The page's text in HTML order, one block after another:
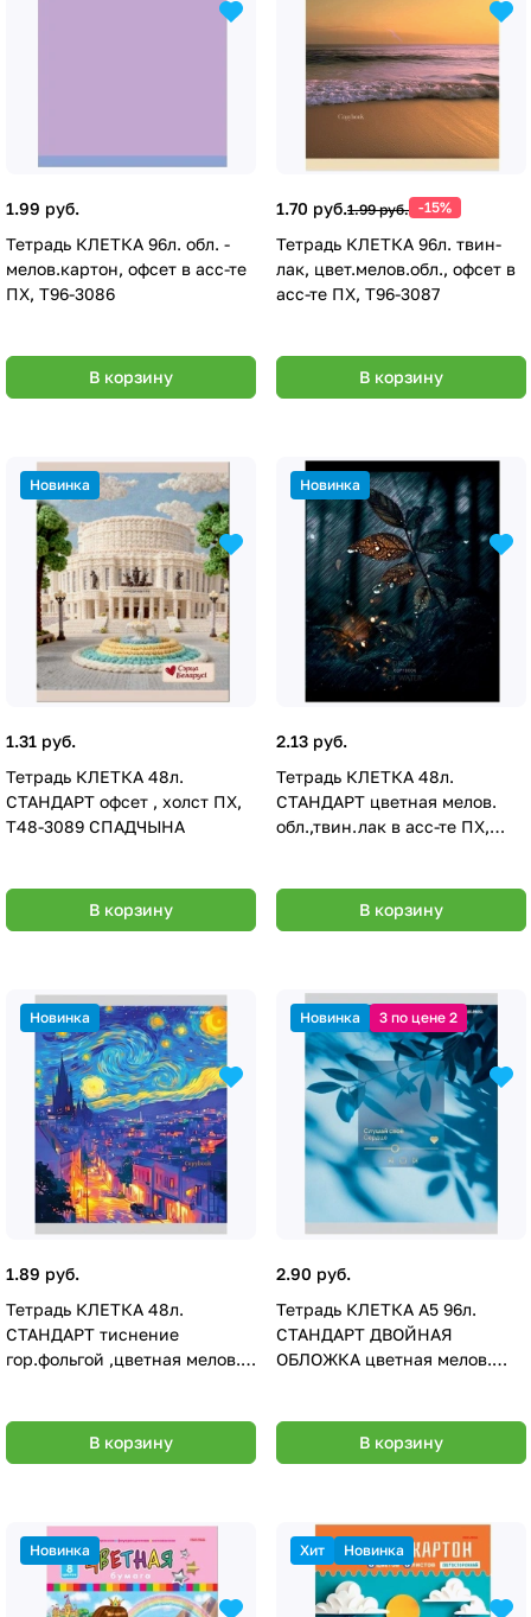
1.99 руб.
Тетрадь КЛЕТКА 96л. обл. -
мелов.картон, офсет в асс-те
ПХ, Т96-3086
В корзину
1.70 руб.1.99 руб. -15%
Тетрадь КЛЕТКА 96л. твин-
лак, цвет.мелов.обл., офсет в
асс-те ПХ, Т96-3087
В корзину
Новинка
1.31 руб.
Тетрадь КЛЕТКА 48л.
СТАНДАРТ офсет , холст ПХ,
Т48-3089 СПАДЧЫНА
В корзину
Новинка
2.13 руб.
Тетрадь КЛЕТКА 48л.
СТАНДАРТ цветная мелов.
обл.,твин.лак в асс-те ПХ,
В корзину
Новинка
1.89 руб.
Тетрадь КЛЕТКА 48л.
СТАНДАРТ тиснение
гор.фольгой ,цветная мелов.
В корзину
Новинка 3 по цене 2
2.90 руб.
Тетрадь КЛЕТКА А5 96л.
СТАНДАРТ ДВОЙНАЯ
ОБЛОЖКА цветная мелов.
В корзину
Новинка Хит Новинка